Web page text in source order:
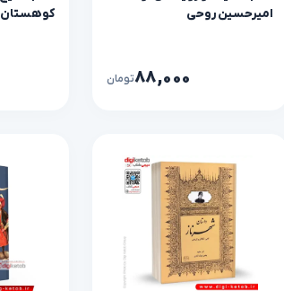
امیرحسین روحی
۸۸,۰۰۰تومان
کوهستان